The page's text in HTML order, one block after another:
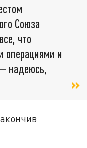
Союза
что
операциями и
надеюсь,